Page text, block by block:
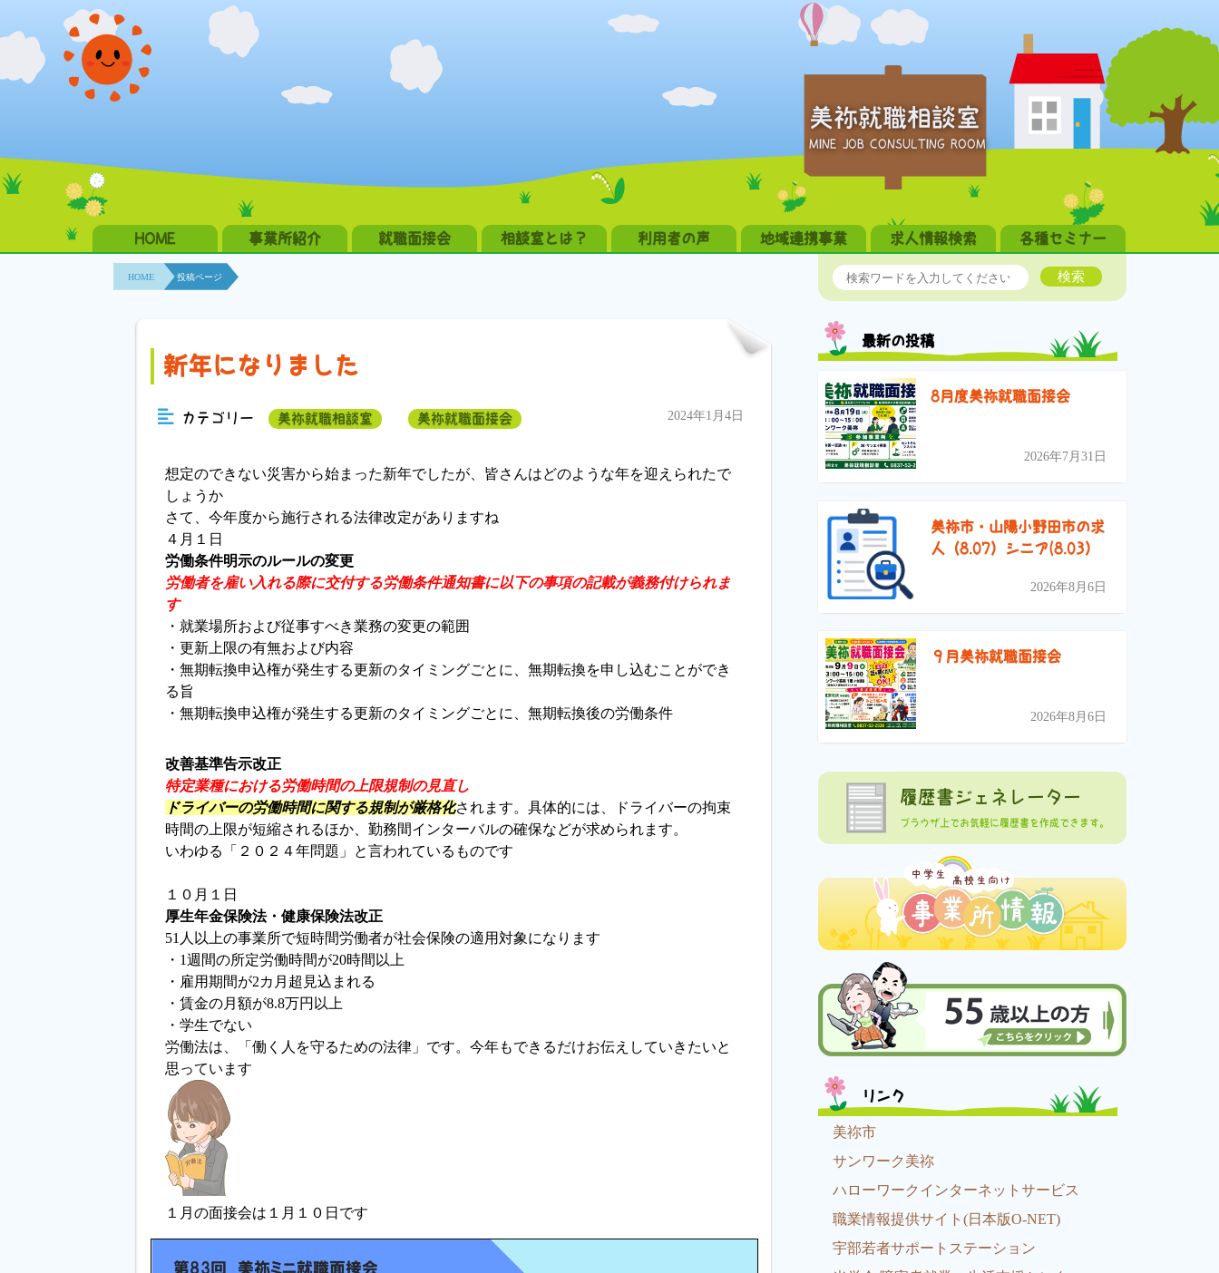
美祢就職相談室
MINE JOB CONSULTING ROOM
HOME 事業所紹介 就職面接会 相談室とは？ 利用者の声 地域連携事業 求人情報検索 各種セミナー
HOME 投稿ページ
新年になりました
カテゴリー 美祢就職相談室 美祢就職面接会 2024年1月4日
想定のできない災害から始まった新年でしたが、皆さんはどのような年を迎えられたで
しょうか
さて、今年度から施行される法律改定がありますね
４月１日
労働条件明示のルールの変更
労働者を雇い入れる際に交付する労働条件通知書に以下の事項の記載が義務付けられま
す
・就業場所および従事すべき業務の変更の範囲
・更新上限の有無および内容
・無期転換申込権が発生する更新のタイミングごとに、無期転換を申し込むことができ
る旨
・無期転換申込権が発生する更新のタイミングごとに、無期転換後の労働条件
改善基準告示改正
特定業種における労働時間の上限規制の見直し
ドライバーの労働時間に関する規制が厳格化されます。具体的には、ドライバーの拘束
時間の上限が短縮されるほか、勤務間インターバルの確保などが求められます。
いわゆる「２０２４年問題」と言われているものです
１０月１日
厚生年金保険法・健康保険法改正
51人以上の事業所で短時間労働者が社会保険の適用対象になります
・1週間の所定労働時間が20時間以上
・雇用期間が2カ月超見込まれる
・賃金の月額が8.8万円以上
・学生でない
労働法は、「働く人を守るための法律」です。今年もできるだけお伝えしていきたいと
思っています
１月の面接会は１月１０日です
検索
最新の投稿
8月度美祢就職面接会
2026年7月31日
美祢市・山陽小野田市の求
人（8.07）シニア(8.03）
2026年8月6日
９月美祢就職面接会
2026年8月6日
履歴書ジェネレーター
ブラウザ上でお気軽に履歴書を作成できます。
リンク
美祢市
サンワーク美祢
ハローワークインターネットサービス
職業情報提供サイト(日本版O-NET)
宇部若者サポートステーション